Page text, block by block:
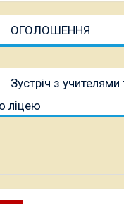
публікація:
ОГОЛОШЕННЯ
публікація:
Зустріч з
ліцею